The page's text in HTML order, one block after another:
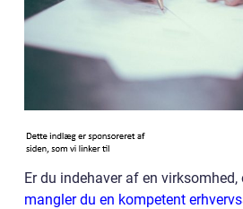
Er du indehaver af en virksomhed,
mangler du en kompetent